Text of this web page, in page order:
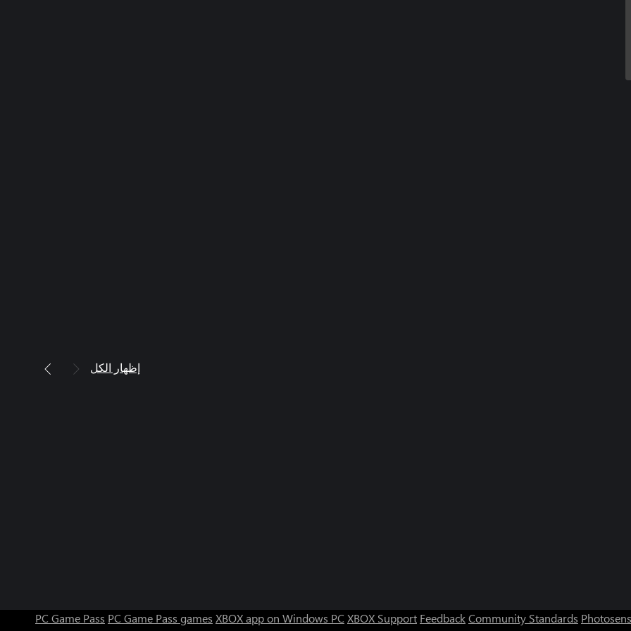
إظهار الكل
PC Game Pass PC Game Pass games XBOX app on Windows PC XBOX Support FeedbackCommunity Standards